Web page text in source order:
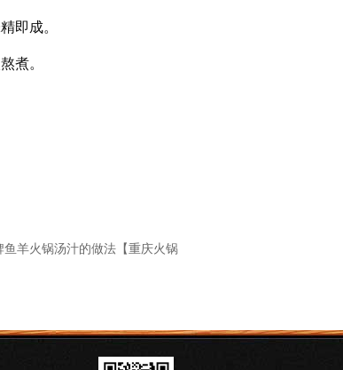
成。
煮。
鱼羊火锅汤汁的做法【重庆火锅